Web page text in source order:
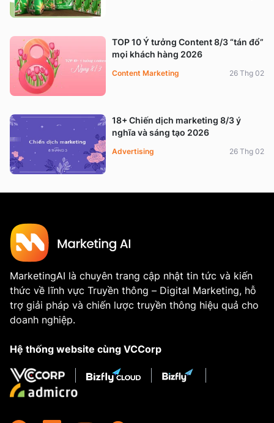
TOP 10 Ý tưởng Content 8/3 “tán đổ”
mọi khách hàng 2026
Content Marketing 26 Thg 02
18+ Chiến dịch marketing 8/3 ý
nghĩa và sáng tạo 2026
Advertising 26 Thg 02
MarketingAI là chuyên trang cập nhật tin tức và kiến
thức về lĩnh vực Truyền thông – Digital Marketing, hỗ
trợ giải pháp và chiến lược truyền thông hiệu quả cho
doanh nghiệp.
Hệ thống website cùng VCCorp